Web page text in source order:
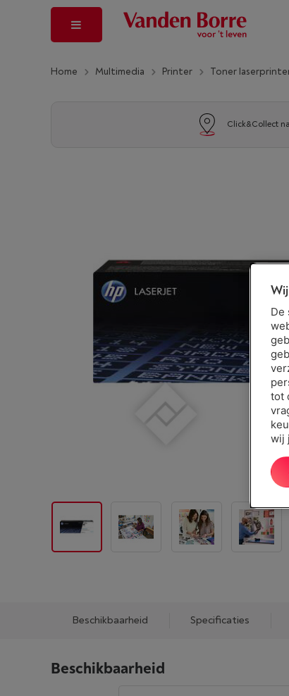
Home Multimedia Printer Toner
Click&Collect
Beschikbaarheid Specificaties
Beschikbaarheid
De
tot
wij